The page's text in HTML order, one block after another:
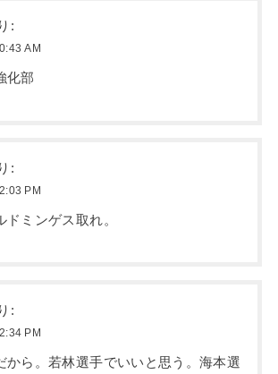
:
AM
化部
:
PM
ミンゲス取れ。
:
PM
から。若林選手でいいと思う。海本選